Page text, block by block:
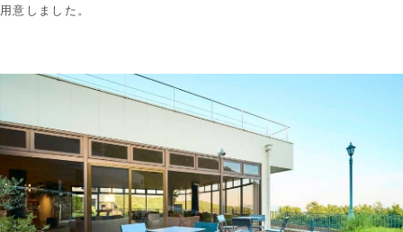
用意しました。